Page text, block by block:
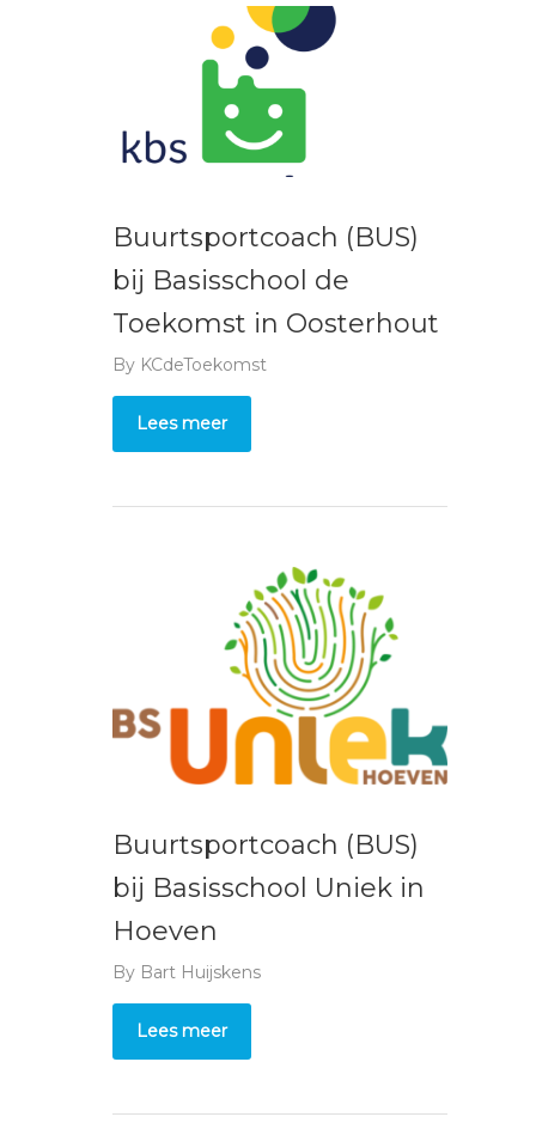
Buurtsportcoach (BUS)
bij Basisschool de
Toekomst in Oosterhout
By KCdeToekomst
Lees meer
Buurtsportcoach (BUS)
bij Basisschool Uniek in
Hoeven
By Bart Huijskens
Lees meer